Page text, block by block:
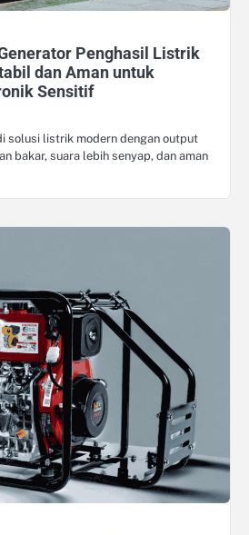
Penghasil Listrik
dan Aman untuk
Sensitif
solusi listrik modern dengan output
bakar, suara lebih senyap, dan aman